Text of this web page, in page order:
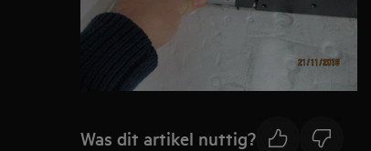
Was dit artikel nuttig?